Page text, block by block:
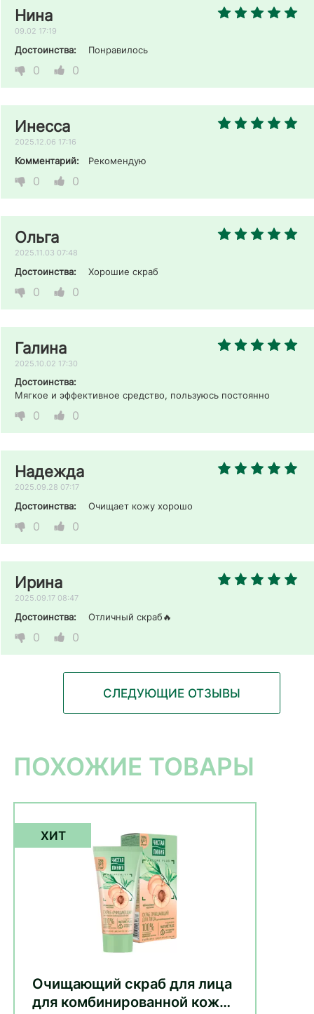
Нина
09.02 17:19
Достоинства: Понравилось
0 0
Инесса
2025.12.06 17:16
Комментарий: Рекомендую
0 0
Ольга
2025.11.03 07:48
Достоинства: Хорошие скраб
0 0
Галина
2025.10.02 17:30
Достоинства:
Мягкое и эффективное средство, пользуюсь постоянно
0 0
Надежда
2025.09.28 07:17
Достоинства: Очищает кожу хорошо
0 0
Ирина
2025.09.17 08:47
Достоинства: Отличный скраб🔥
0 0
СЛЕДУЮЩИЕ ОТЗЫВЫ
ПОХОЖИЕ ТОВАРЫ
Очищающий скраб для лица
для комбинированной кожи